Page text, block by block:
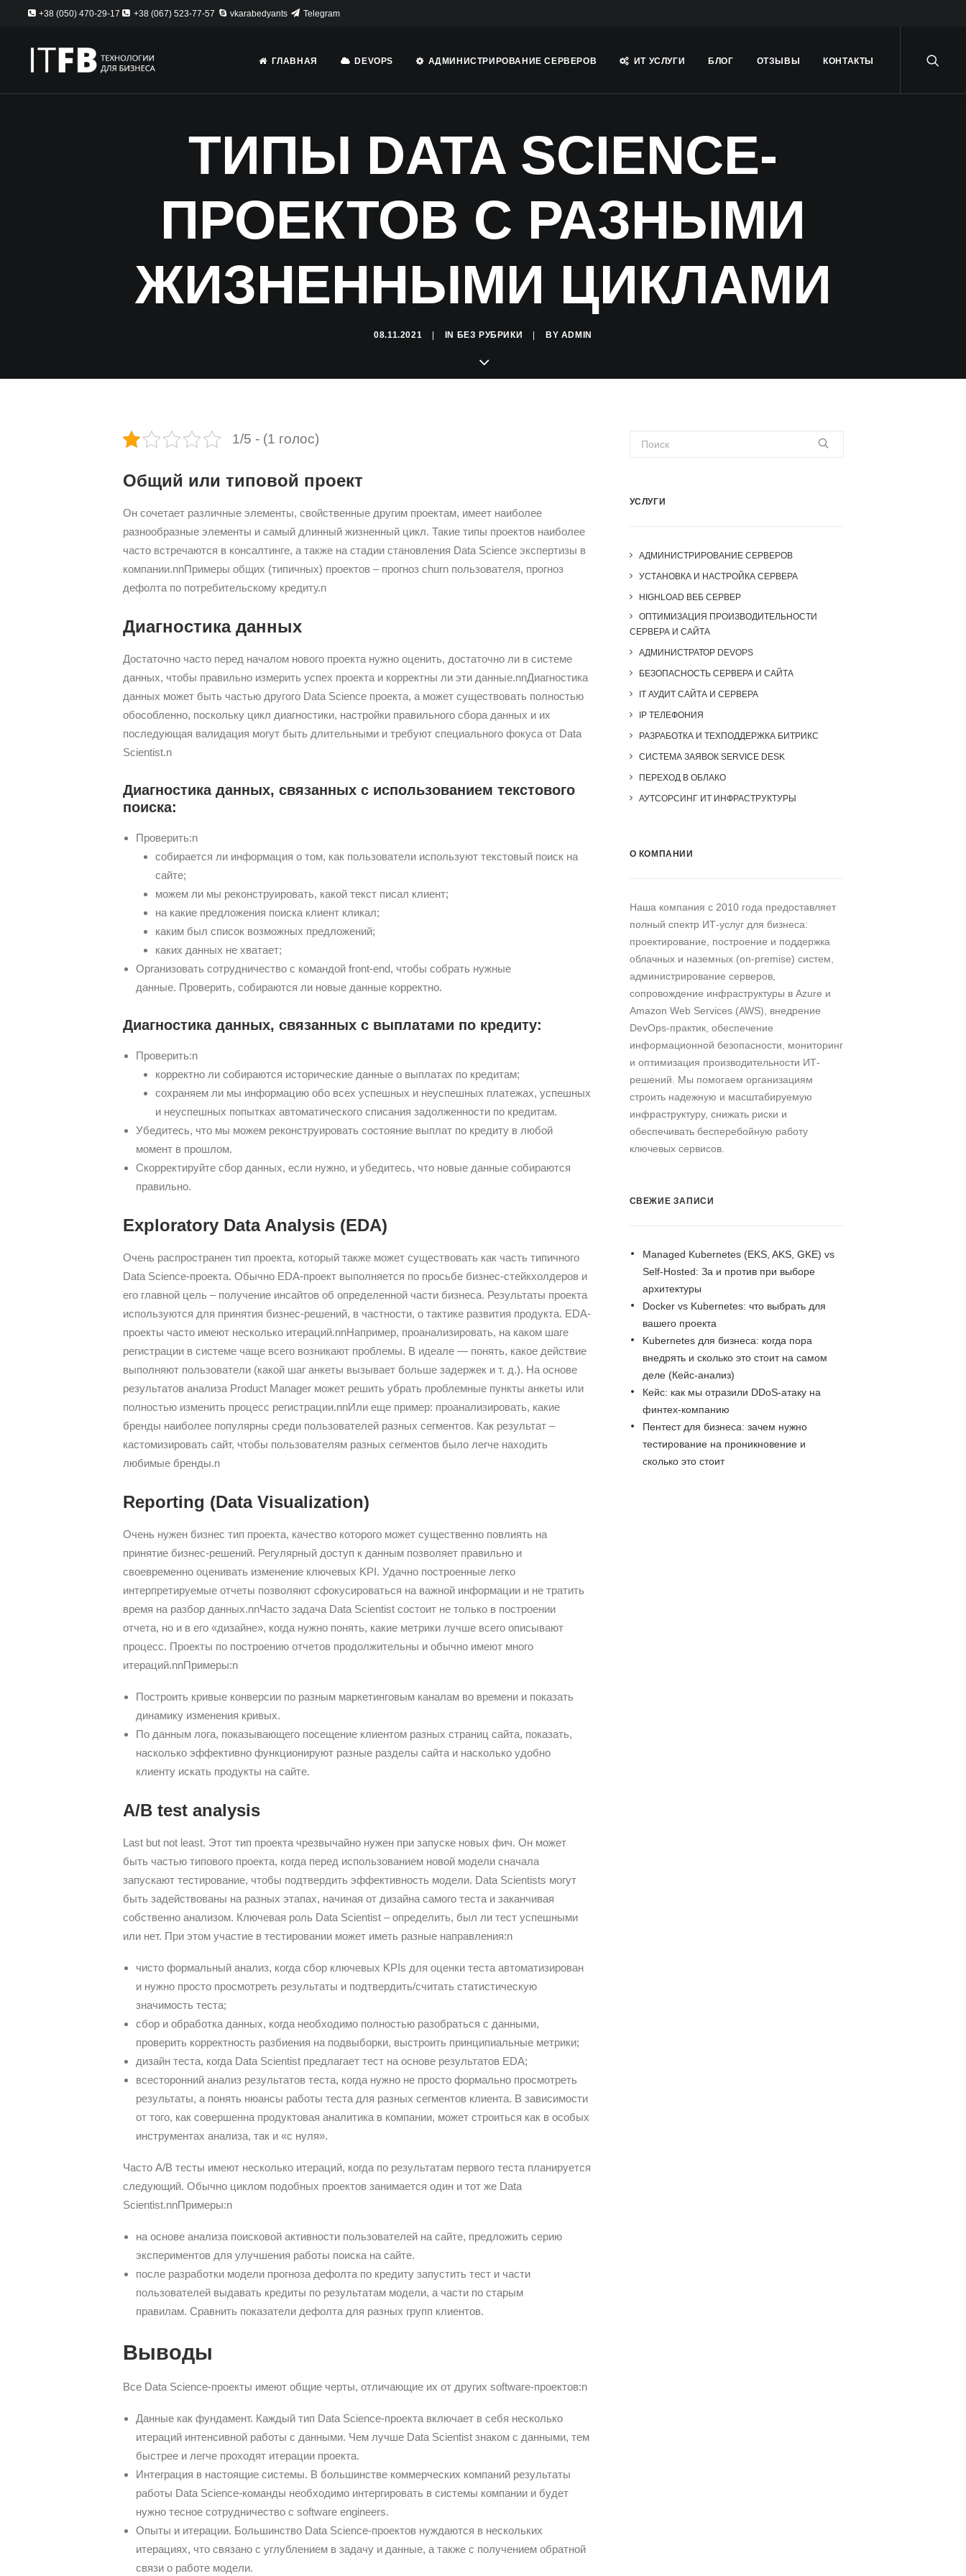
+38 (050) 470-29-17 +38 (067) 523-77-57 vkarabedyants Telegram
ГЛАВНАЯ DEVOPS АДМИНИСТРИРОВАНИЕ СЕРВЕРОВ ИТ УСЛУГИ БЛОГ ОТЗЫВЫ КОНТАКТЫ
ТИПЫ DATA SCIENCE-
ПРОЕКТОВ С РАЗНЫМИ
ЖИЗНЕННЫМИ ЦИКЛАМИ
08.11.2021 IN БЕЗ РУБРИКИ BY ADMIN
1/5 - (1 голос)
Общий или типовой проект
Он сочетает различные элементы, свойственные другим проектам, имеет наиболее
разнообразные элементы и самый длинный жизненный цикл. Такие типы проектов наиболее
часто встречаются в консалтинге, а также на стадии становления Data Science экспертизы в
компании.nnПримеры общих (типичных) проектов – прогноз churn пользователя, прогноз
дефолта по потребительскому кредиту.n
Диагностика данных
Достаточно часто перед началом нового проекта нужно оценить, достаточно ли в системе
данных, чтобы правильно измерить успех проекта и корректны ли эти данные.nnДиагностика
данных может быть частью другого Data Science проекта, а может существовать полностью
обособленно, поскольку цикл диагностики, настройки правильного сбора данных и их
последующая валидация могут быть длительными и требуют специального фокуса от Data
Scientist.n
Диагностика данных, связанных с использованием текстового
поиска:
Проверить:n
собирается ли информация о том, как пользователи используют текстовый поиск на
сайте;
можем ли мы реконструировать, какой текст писал клиент;
на какие предложения поиска клиент кликал;
каким был список возможных предложений;
каких данных не хватает;
Организовать сотрудничество с командой front-end, чтобы собрать нужные
данные. Проверить, собираются ли новые данные корректно.
Диагностика данных, связанных с выплатами по кредиту:
Проверить:n
корректно ли собираются исторические данные о выплатах по кредитам;
сохраняем ли мы информацию обо всех успешных и неуспешных платежах, успешных
и неуспешных попытках автоматического списания задолженности по кредитам.
Убедитесь, что мы можем реконструировать состояние выплат по кредиту в любой
момент в прошлом.
Скорректируйте сбор данных, если нужно, и убедитесь, что новые данные собираются
правильно.
Exploratory Data Analysis (EDA)
Очень распространен тип проекта, который также может существовать как часть типичного
Data Science-проекта. Обычно EDA-проект выполняется по просьбе бизнес-стейкхолдеров и
его главной цель – получение инсайтов об определенной части бизнеса. Результаты проекта
используются для принятия бизнес-решений, в частности, о тактике развития продукта. EDA-
проекты часто имеют несколько итераций.nnНапример, проанализировать, на каком шаге
регистрации в системе чаще всего возникают проблемы. В идеале — понять, какое действие
выполняют пользователи (какой шаг анкеты вызывает больше задержек и т. д.). На основе
результатов анализа Product Manager может решить убрать проблемные пункты анкеты или
полностью изменить процесс регистрации.nnИли еще пример: проанализировать, какие
бренды наиболее популярны среди пользователей разных сегментов. Как результат –
кастомизировать сайт, чтобы пользователям разных сегментов было легче находить
любимые бренды.n
Reporting (Data Visualization)
Очень нужен бизнес тип проекта, качество которого может существенно повлиять на
принятие бизнес-решений. Регулярный доступ к данным позволяет правильно и
своевременно оценивать изменение ключевых KPI. Удачно построенные легко
интерпретируемые отчеты позволяют сфокусироваться на важной информации и не тратить
время на разбор данных.nnЧасто задача Data Scientist состоит не только в построении
отчета, но и в его «дизайне», когда нужно понять, какие метрики лучше всего описывают
процесс. Проекты по построению отчетов продолжительны и обычно имеют много
итераций.nnПримеры:n
Построить кривые конверсии по разным маркетинговым каналам во времени и показать
динамику изменения кривых.
По данным лога, показывающего посещение клиентом разных страниц сайта, показать,
насколько эффективно функционируют разные разделы сайта и насколько удобно
клиенту искать продукты на сайте.
A/B test analysis
Last but not least. Этот тип проекта чрезвычайно нужен при запуске новых фич. Он может
быть частью типового проекта, когда перед использованием новой модели сначала
запускают тестирование, чтобы подтвердить эффективность модели. Data Scientists могут
быть задействованы на разных этапах, начиная от дизайна самого теста и заканчивая
собственно анализом. Ключевая роль Data Scientist – определить, был ли тест успешными
или нет. При этом участие в тестировании может иметь разные направления:n
чисто формальный анализ, когда сбор ключевых KPIs для оценки теста автоматизирован
и нужно просто просмотреть результаты и подтвердить/считать статистическую
значимость теста;
сбор и обработка данных, когда необходимо полностью разобраться с данными,
проверить корректность разбиения на подвыборки, выстроить принципиальные метрики;
дизайн теста, когда Data Scientist предлагает тест на основе результатов EDA;
всесторонний анализ результатов теста, когда нужно не просто формально просмотреть
результаты, а понять нюансы работы теста для разных сегментов клиента. В зависимости
от того, как совершенна продуктовая аналитика в компании, может строиться как в особых
инструментах анализа, так и «с нуля».
Часто A/B тесты имеют несколько итераций, когда по результатам первого теста планируется
следующий. Обычно циклом подобных проектов занимается один и тот же Data
Scientist.nnПримеры:n
на основе анализа поисковой активности пользователей на сайте, предложить серию
экспериментов для улучшения работы поиска на сайте.
после разработки модели прогноза дефолта по кредиту запустить тест и части
пользователей выдавать кредиты по результатам модели, а части по старым
правилам. Сравнить показатели дефолта для разных групп клиентов.
Выводы
Все Data Science-проекты имеют общие черты, отличающие их от других software-проектов:n
Данные как фундамент. Каждый тип Data Science-проекта включает в себя несколько
итераций интенсивной работы с данными. Чем лучше Data Scientist знаком с данными, тем
быстрее и легче проходят итерации проекта.
Интеграция в настоящие системы. В большинстве коммерческих компаний результаты
работы Data Science-команды необходимо интергировать в системы компании и будет
нужно тесное сотрудничество с software engineers.
Опыты и итерации. Большинство Data Science-проектов нуждаются в нескольких
итерациях, что связано с углублением в задачу и данные, а также с получением обратной
связи о работе модели.
УСЛУГИ
АДМИНИСТРИРОВАНИЕ СЕРВЕРОВ
УСТАНОВКА И НАСТРОЙКА СЕРВЕРА
HIGHLOAD ВЕБ СЕРВЕР
ОПТИМИЗАЦИЯ ПРОИЗВОДИТЕЛЬНОСТИ
СЕРВЕРА И САЙТА
АДМИНИСТРАТОР DEVOPS
БЕЗОПАСНОСТЬ СЕРВЕРА И САЙТА
IT АУДИТ САЙТА И СЕРВЕРА
IP ТЕЛЕФОНИЯ
РАЗРАБОТКА И ТЕХПОДДЕРЖКА БИТРИКС
СИСТЕМА ЗАЯВОК SERVICE DESK
ПЕРЕХОД В ОБЛАКО
АУТСОРСИНГ ИТ ИНФРАСТРУКТУРЫ
О КОМПАНИИ
Наша компания c 2010 года предоставляет
полный спектр ИТ-услуг для бизнеса:
проектирование, построение и поддержка
облачных и наземных (on-premise) систем,
администрирование серверов,
сопровождение инфраструктуры в Azure и
Amazon Web Services (AWS), внедрение
DevOps-практик, обеспечение
информационной безопасности, мониторинг
и оптимизация производительности ИТ-
решений. Мы помогаем организациям
строить надежную и масштабируемую
инфраструктуру, снижать риски и
обеспечивать бесперебойную работу
ключевых сервисов.
СВЕЖИЕ ЗАПИСИ
Managed Kubernetes (EKS, AKS, GKE) vs
Self-Hosted: За и против при выборе
архитектуры
Docker vs Kubernetes: что выбрать для
вашего проекта
Kubernetes для бизнеса: когда пора
внедрять и сколько это стоит на самом
деле (Кейс-анализ)
Кейс: как мы отразили DDoS-атаку на
финтех-компанию
Пентест для бизнеса: зачем нужно
тестирование на проникновение и
сколько это стоит